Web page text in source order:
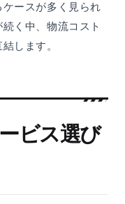
ースが多く見られ
続く中、物流コスト
します。
ビス選び